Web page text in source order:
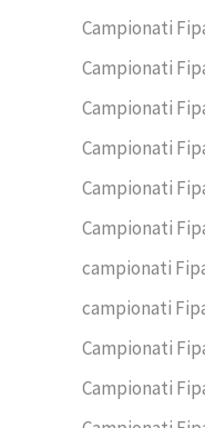
Campionati
Campionati
Campionati
Campionati
Campionati
Campionati
campionati
campionati
Campionati
Campionati